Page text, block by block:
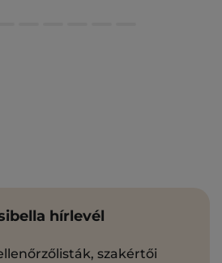
hírlevél
szakértői